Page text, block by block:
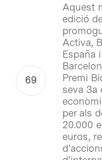
Aquest
edició
Activa,
España
Premi
seva 3a
per als
20.000
euros,